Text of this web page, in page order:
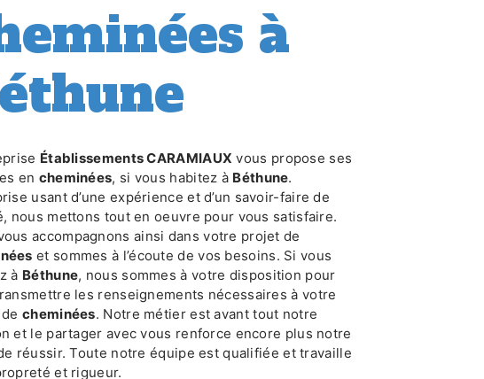
à
Établissements CARAMIAUX vous propose ses
en cheminées, si vous habitez à Béthune.
usant d’une expérience et d’un savoir-faire de
nous mettons tout en oeuvre pour vous satisfaire.
accompagnons ainsi dans votre projet de
et sommes à l’écoute de vos besoins. Si vous
à Béthune, nous sommes à votre disposition pour
les renseignements nécessaires à votre
cheminées. Notre métier est avant tout notre
et le partager avec vous renforce encore plus notre
réussir. Toute notre équipe est qualifiée et travaille
et rigueur.